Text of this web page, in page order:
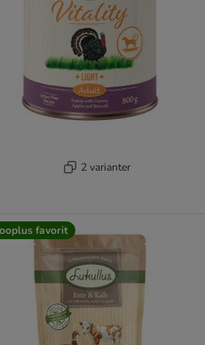
2 varianter
favorit